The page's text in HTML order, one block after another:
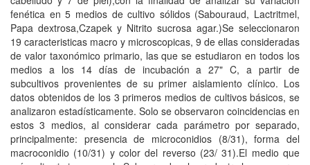
fenética en 5 medios de cultivo sólidos (Sabouraud, Lactritmel,
Papa dextrosa,Czapek y Nitrito sucrosa agar.)Se seleccionaron
19 caracteristicas macro y microscopicas, 9 de ellas consideradas
de valor taxonómico primario, las que se estudiaron en todos los
medios a los 14 días de incubación a 27" C, a partir de
subcultivos provenientes de su primer aislamiento clínico. Los
datos obtenidos de los 3 primeros medios de cultivos básicos, se
analizaron estadísticamente. Solo se observaron coincidencias en
estos 3 medios, al considerar cada parámetro por separado,
principalmente: presencia de microconidios (8/31), forma del
macroconidio (10/31) y color del reverso (23/ 31).El medio que